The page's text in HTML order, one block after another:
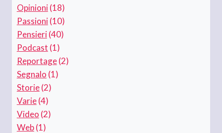
Opinioni(18)
Passioni(10)
Pensieri(40)
Podcast (1)
Reportage(2)
Segnalo (1)
Storie(2)
Varie(4)
Video (2)
Web(1)